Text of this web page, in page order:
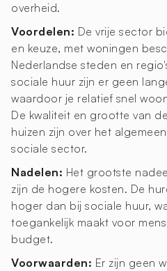
overheid.
Voordelen: De vrije sector
en keuze, met woningen
Nederlandse steden en
sociale huur zijn er geen
waardoor je relatief snel
De kwaliteit en grootte van
huizen zijn over het
sociale sector.
Nadelen: Het grootste
zijn de hogere kosten. De
hoger dan bij sociale huur,
toegankelijk maakt voor
budget.
Voorwaarden: Er zijn geen